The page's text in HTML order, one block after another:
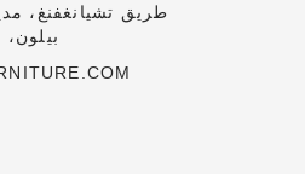
بيلون،